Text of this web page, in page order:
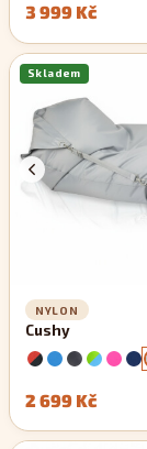
3 999 Kč
Skladem
NYLON
Cushy
2 699 Kč